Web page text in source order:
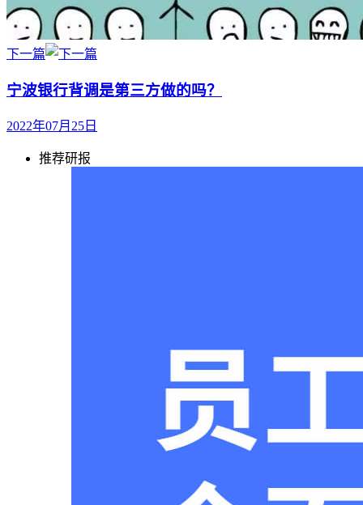
下一篇
宁波银行背调是第三方做的吗？
2022年07月25日
推荐研报